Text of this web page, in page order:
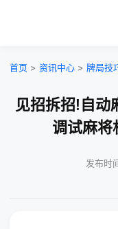
首页 > 资讯中心 > 牌局技
见招拆招!自
调试麻将
发布时